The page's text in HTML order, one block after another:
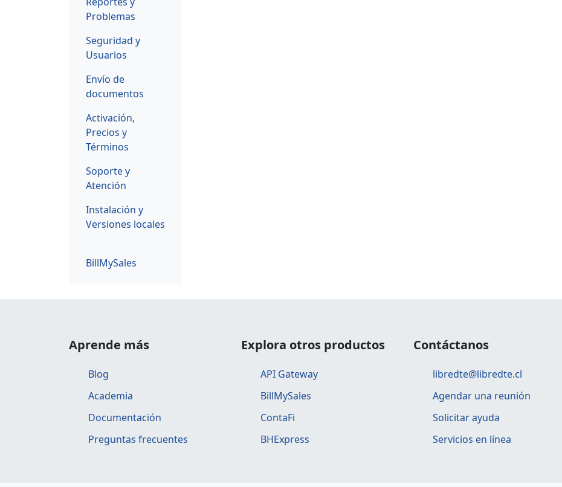
Problemas
Seguridad y
Usuarios
Envío de
documentos
Activación,
Precios y
Términos
Soporte y
Atención
Instalación y
Versiones locales
BillMySales
Aprende más
Blog
Academia
Documentación
Preguntas frecuentes
Explora otros productos
API Gateway
BillMySales
ContaFi
BHExpress
Contáctanos
libredte@libredte.cl
Agendar una reunión
Solicitar ayuda
Servicios en línea